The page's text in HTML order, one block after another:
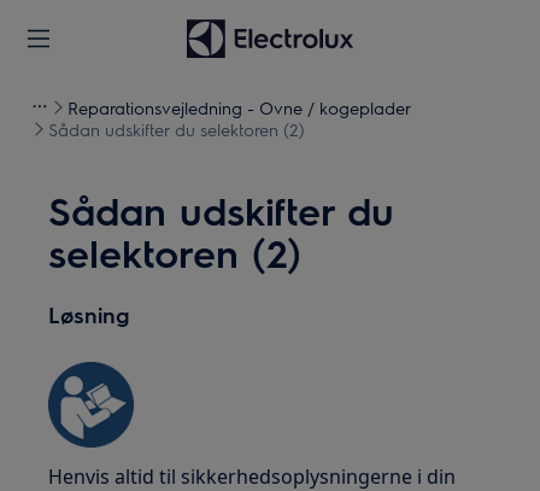
Reparationsvejledning - Ovne / kogeplader
Sådan udskifter du selektoren (2)
Sådan udskifter du
selektoren (2)
Løsning
Henvis altid til sikkerhedsoplysningerne i din